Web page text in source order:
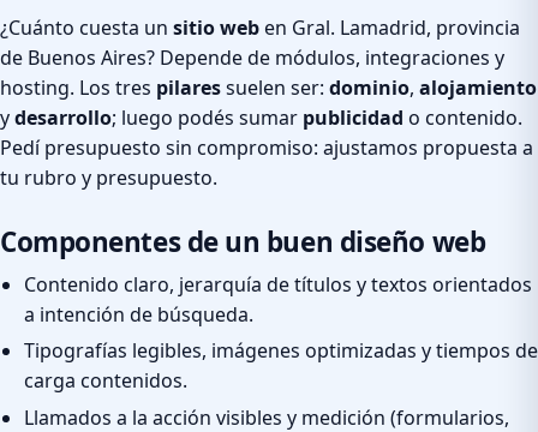
¿Cuánto cuesta un sitio weben Gral. Lamadrid, provincia
de Buenos Aires? Depende de módulos, integraciones y
hosting. Los tres pilaressuelen ser: dominio, alojamiento
ydesarrollo; luego podés sumar publicidad o contenido.
Pedí presupuesto sin compromiso: ajustamos propuesta a
tu rubro y presupuesto.
Componentes de un buen diseño web
Contenido claro, jerarquía de títulos y textos orientados
a intención de búsqueda.
Tipografías legibles, imágenes optimizadas y tiempos de
carga contenidos.
Llamados a la acción visibles y medición (formularios,